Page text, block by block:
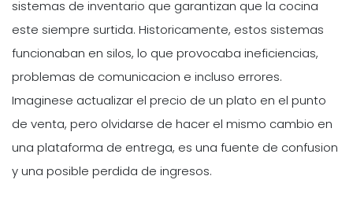
sistemas de inventario que garantizan que la cocina
este siempre surtida. Historicamente, estos sistemas
funcionaban en silos, lo que provocaba ineficiencias,
problemas de comunicacion e incluso errores.
Imaginese actualizar el precio de un plato en el punto
de venta, pero olvidarse de hacer el mismo cambio en
una plataforma de entrega, es una fuente de confusion
y una posible perdida de ingresos.